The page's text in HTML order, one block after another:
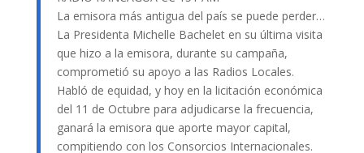
La emisora más antigua del país se puede perder…
La Presidenta Michelle Bachelet en su última visita
que hizo a la emisora, durante su campaña,
comprometió su apoyo a las Radios Locales.
Habló de equidad, y hoy en la licitación económica
del 11 de Octubre para adjudicarse la frecuencia,
ganará la emisora que aporte mayor capital,
compitiendo con los Consorcios Internacionales.